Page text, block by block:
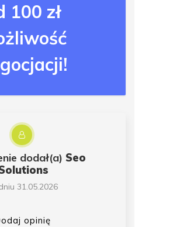
100 zł
dodał(a) Seo
31.05.2026
opinię